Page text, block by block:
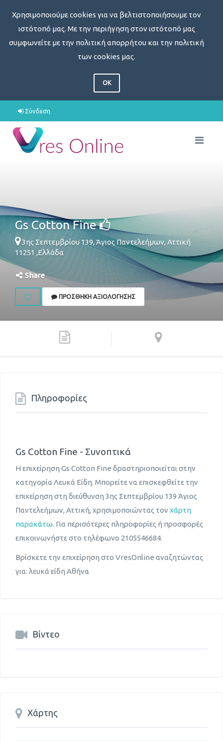
Χρησιμοποιούμε cookies για να βελτιστοποιήσουμε τον
ιστότοπό μας. Με την περιήγηση στον ιστότοπό μας
συμφωνείτε με την πολιτική απορρήτου και την πολιτική
των cookies μας.
OK
Σύνδεση
Gs Cotton Fine
3ης Σεπτεμβρίου 139,Άγιος Παντελεήμων,Αττική
11251,Ελλάδα
Share
ΠΡΟΣΘΉΚΗ ΑΞΙΟΛΌΓΗΣΗΣ
Πληροφορίες
Gs Cotton Fine - Συνοπτικά
Η επιχείρηση Gs Cotton Fine δραστηριοποιείται στην
κατηγορία Λευκά Είδη. Μπορείτε να επισκεφθείτε την
επιχείρηση στη διεύθυνση 3ης Σεπτεμβρίου 139 Άγιος
Παντελεήμων, Αττική, χρησιμοποιώντας τον χάρτη
παρακάτω. Για περισότερες πληροφορίες ή προσφορές
επικοινωνήστε στο τηλέφωνο 2105546684.
Βρίσκετε την επιχείρηση στο VresOnline αναζητώντας
για: λευκά είδη Αθήνα
Βίντεο
Χάρτης